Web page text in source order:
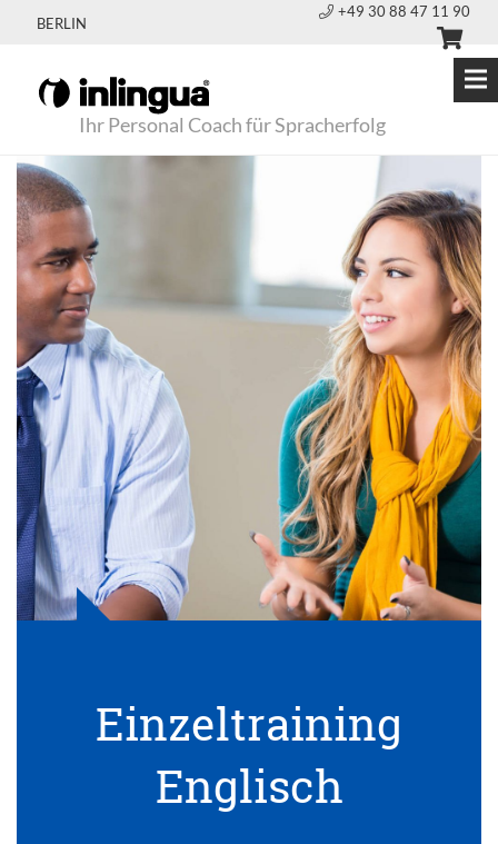
BERLIN
+49 30 88 47 11 90
Ihr Personal Coach für Spracherfolg
Einzeltraining
Englisch